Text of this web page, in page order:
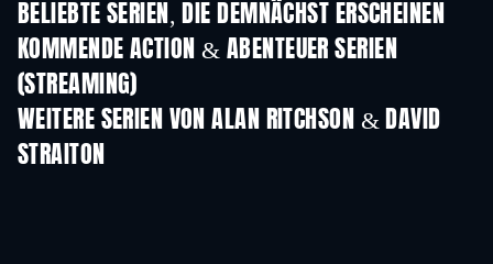
BELIEBTE SERIEN, DIE DEMNÄCHST ERSCHEINEN
Serie Serie
KOMMENDE ACTION & ABENTEUER SERIEN
(STREAMING)Staffel 2
WEITERE SERIEN VON ALAN RITCHSON & DAVID
STRAITON